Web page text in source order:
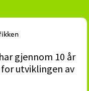
gjennom 10 år
utviklingen av